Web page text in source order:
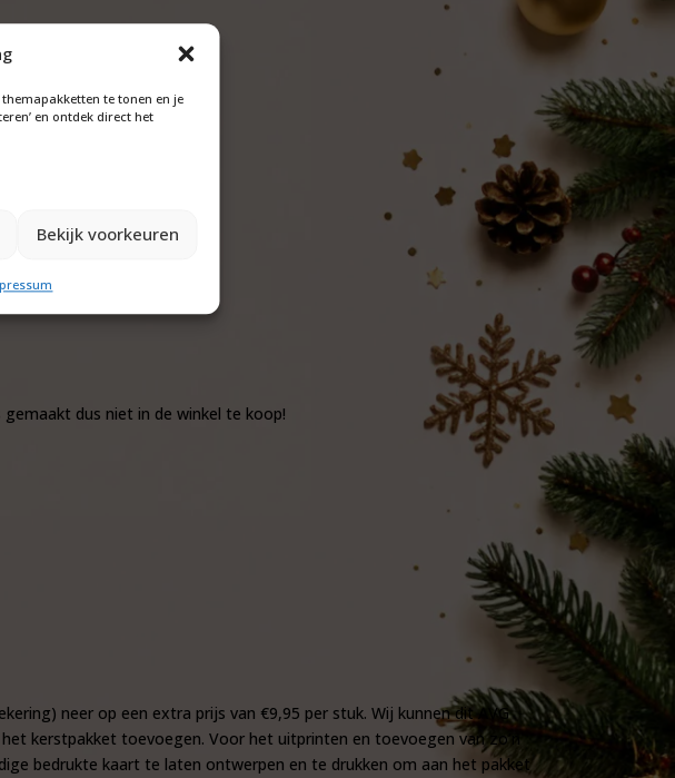
te tonen en je
en ontdek direct het
Bekijk voorkeuren
dus niet in de winkel te koop!
neer op een extra prijs van €9,95 per stuk. Wij kunnen dit AVG
kerstpakket toevoegen. Voor het uitprinten en toevoegen van zo’n
bedrukte kaart te laten ontwerpen en te drukken om aan het pakket